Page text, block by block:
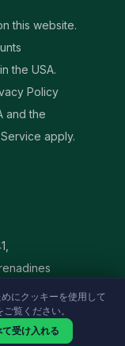
this website.
the USA.
Policy
and the
apply.
にクッキーを使用して
ご覧ください。
て受け入れる